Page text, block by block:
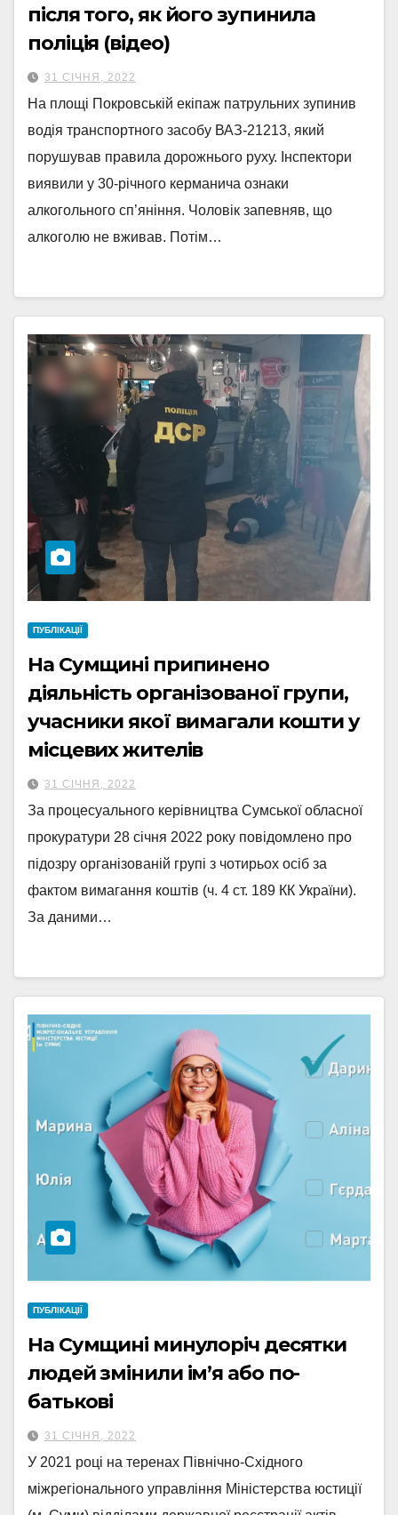
після того, як його зупинила
поліція (відео)
31 СІЧНЯ, 2022
На площі Покровській екіпаж патрульних зупинив
водія транспортного засобу ВАЗ-21213, який
порушував правила дорожнього руху. Інспектори
виявили у 30-річного керманича ознаки
алкогольного сп’яніння. Чоловік запевняв, що
алкоголю не вживав. Потім…
ПУБЛІКАЦІЇ
На Сумщині припинено
діяльність організованої групи,
учасники якої вимагали кошти у
місцевих жителів
31 СІЧНЯ, 2022
За процесуального керівництва Сумської обласної
прокуратури 28 січня 2022 року повідомлено про
підозру організованій групі з чотирьох осіб за
фактом вимагання коштів (ч. 4 ст. 189 КК України).
За даними…
ПУБЛІКАЦІЇ
На Сумщині минулоріч десятки
людей змінили ім’я або по-
батькові
31 СІЧНЯ, 2022
У 2021 році на теренах Північно-Східного
міжрегіонального управління Міністерства юстиції